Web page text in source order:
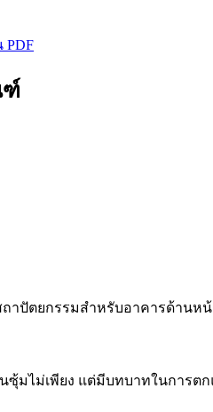
PDF
ฑ์
นซุ้มไม่เพียง แต่มีบทบาทในการ